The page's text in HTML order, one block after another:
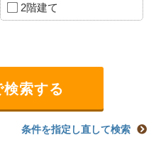
2階建て
条件を指定し直して検索